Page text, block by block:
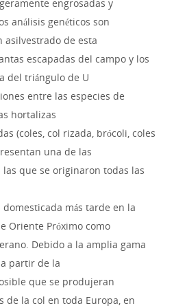
engrosadas y
análisis genéticos son
asilvestrado de esta
escapadas del campo y los
del triángulo de U
entre las especies de
hortalizas
(coles, col rizada, brócoli, coles
una de las
que se originaron todas las
más tarde en la
Oriente Próximo como
Debido a la amplia gama
partir de la
que se produjeran
de la col en toda Europa, en